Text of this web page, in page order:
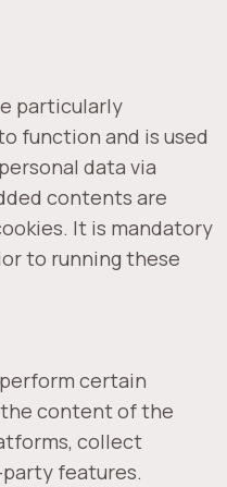
particularly
function and is used
data via
contents are
It is mandatory
to running these
certain
content of the
collect
features.